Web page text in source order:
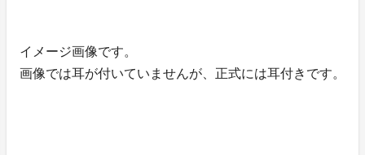
イメージ画像です。
画像では耳が付いていませんが、正式には耳付きです。